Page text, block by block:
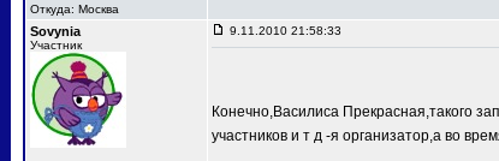
Откуда: Москва
Sovynia
Участник
9.11.2010 21:58:33
Конечно,Василиса Прекрасная,такого
участников и т д -я организатор,а во